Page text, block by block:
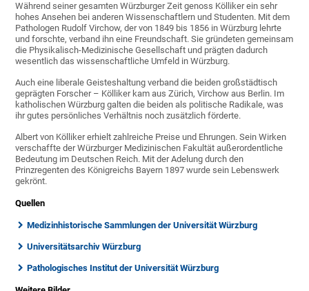
Während seiner gesamten Würzburger Zeit genoss Kölliker ein sehr
hohes Ansehen bei anderen Wissenschaftlern und Studenten. Mit dem
Pathologen Rudolf Virchow, der von 1849 bis 1856 in Würzburg lehrte
und forschte, verband ihn eine Freundschaft. Sie gründeten gemeinsam
die Physikalisch-Medizinische Gesellschaft und prägten dadurch
wesentlich das wissenschaftliche Umfeld in Würzburg.
Auch eine liberale Geisteshaltung verband die beiden großstädtisch
geprägten Forscher – Kölliker kam aus Zürich, Virchow aus Berlin. Im
katholischen Würzburg galten die beiden als politische Radikale, was
ihr gutes persönliches Verhältnis noch zusätzlich förderte.
Albert von Kölliker erhielt zahlreiche Preise und Ehrungen. Sein Wirken
verschaffte der Würzburger Medizinischen Fakultät außerordentliche
Bedeutung im Deutschen Reich. Mit der Adelung durch den
Prinzregenten des Königreichs Bayern 1897 wurde sein Lebenswerk
gekrönt.
Quellen
Medizinhistorische Sammlungen der Universität Würzburg
Universitätsarchiv Würzburg
Pathologisches Institut der Universität Würzburg